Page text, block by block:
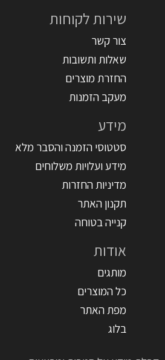
שירות לקוחות
צור קשר
שאלות ותשובות
החזרת מוצרים
מעקב הזמנות
מידע
סטטוסי הזמנה והסבר מלא
מידע ועלויות משלוחים
מדיניות החזרות
תקנון האתר
קנייה בטוחה
אודות
מותגים
כל המוצרים
מפת האתר
בלוג